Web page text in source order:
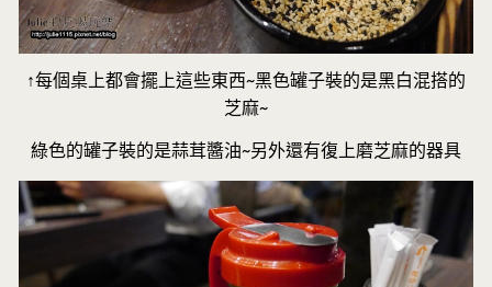
↑每個桌上都會擺上這些東西~黑色罐子裝的是黑白混搭的
芝麻~
綠色的罐子裝的是蒜茸醬油~另外還有復上磨芝麻的器具